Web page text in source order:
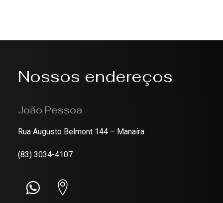
Nossos endereços
João Pessoa
Rua Augusto Belmont 144 – Manaíra
(83) 3034-4107